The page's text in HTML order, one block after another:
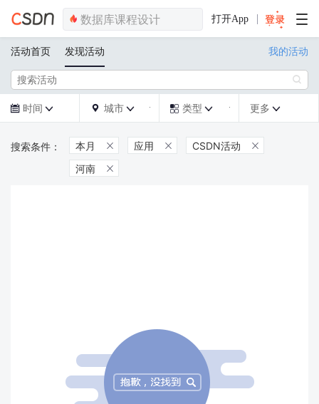
打开App
活动首页 发现活动 我的活动

 时间   城市   类型  更多 
本月  应用  CSDN活动 
河南 